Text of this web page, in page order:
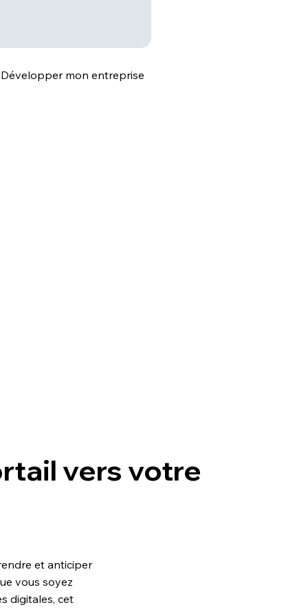
Développer mon entreprise
vers votre
et anticiper
vous soyez
digitales, cet